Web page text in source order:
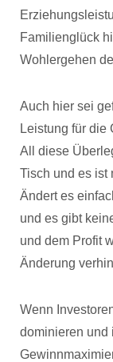
Familienglück
Wohlergehen
Auch hier sei
Leistung für die
All diese
Tisch und es ist
Ändert es
und es gibt
und dem Profit
Änderung
Wenn
dominieren und